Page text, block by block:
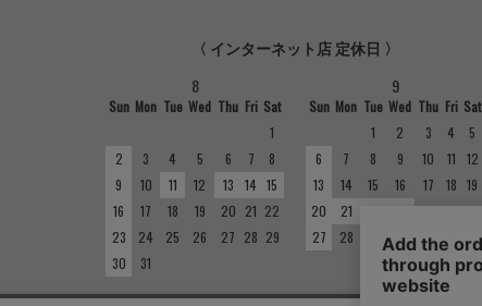
〈 インターネット店 定休日 〉
8
Sun Mon Tue Wed Thu Fri Sat
1
2
3 4 5 6 7
8
9
10 11 12 13 14 15
16
17 18 19 20 21 22
23
24 25 26 27 28 29
30
31
9
Sun Mon Tue Wed Thu Fri Sat
1
2 3 4
5
6
7 8 9 10 11
12
13
14 15 16 17 18 19
20
21 24 25 26
27
28 30